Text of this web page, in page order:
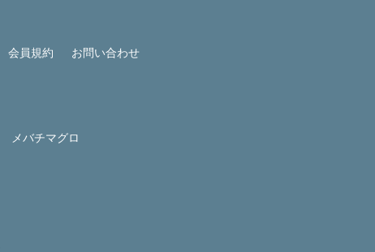
会員規約 お問い合わせ
メバチマグロ